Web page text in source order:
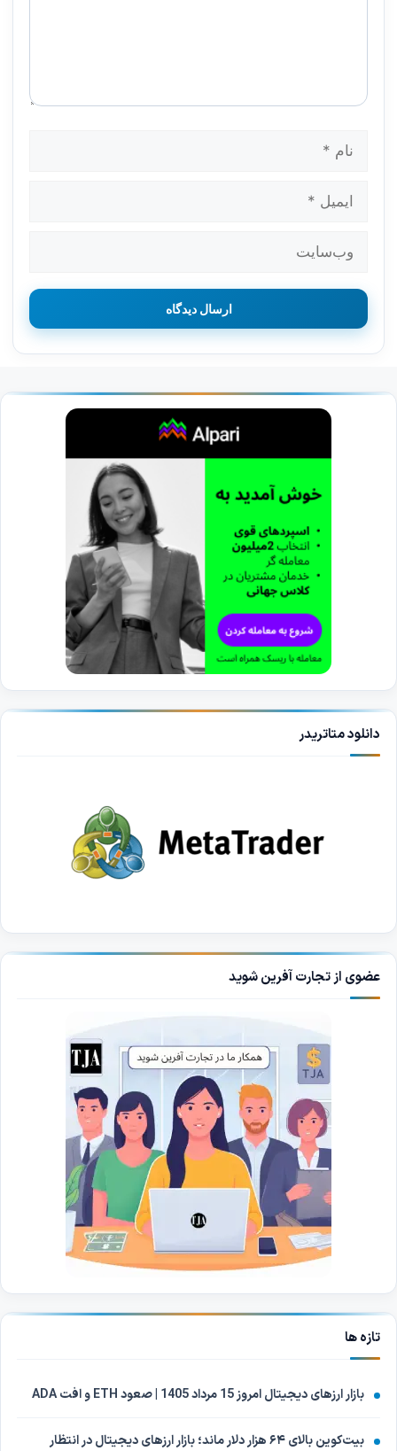
ایمیل
وب‌سایت
دانلود متاتریدر
عضوی از تجارت آفرین شوید
تازه ها
بازار ارزهای دیجیتال امروز 15 مرداد 1405 | صعود ETH و افت ADA
بیت‌کوین بالای ۶۴ هزار دلار ماند؛ بازار ارزهای دیجیتال در انتظار